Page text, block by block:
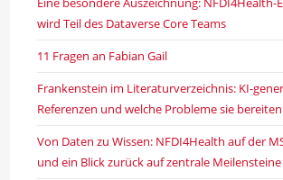
wird Teil des Dataverse Core Teams
11 Fragen an Fabian Gail
Frankenstein im Literaturverzeichnis: KI-
Referenzen und welche Probleme sie bereiten
Von Daten zu Wissen: NFDI4Health auf der
und ein Blick zurück auf zentrale Meilensteine